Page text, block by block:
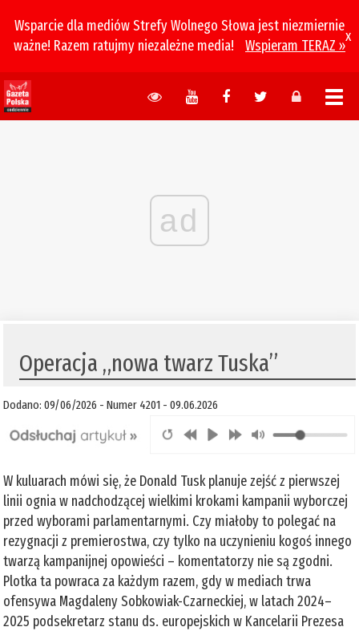
Wsparcie dla mediów Strefy Wolnego Słowa jest niezmiernie
ważne! Razem ratujmy niezależne media!
Wspieram TERAZ »
x
ad
Operacja „nowa twarz Tuska”
Dodano: 09/06/2026 - Numer 4201 - 09.06.2026
W kuluarach mówi się, że Donald Tusk planuje zejść z pierwszej
linii ognia w nadchodzącej wielkimi krokami kampanii wyborczej
przed wyborami parlamentarnymi. Czy miałoby to polegać na
rezygnacji z premierostwa, czy tylko na uczynieniu kogoś innego
twarzą kampanijnej opowieści – komentatorzy nie są zgodni.
Plotka ta powraca za każdym razem, gdy w mediach trwa
ofensywa Magdaleny Sobkowiak-Czarneckiej, w latach 2024–
2025 podsekretarz stanu ds. europejskich w Kancelarii Prezesa